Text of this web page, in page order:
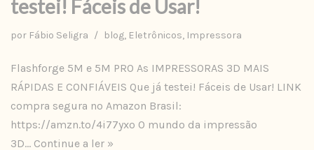
testei! Fáceis de Usar!
por Fábio Seligra blog, Eletrônicos, Impressora
Flashforge 5M e 5M PRO As IMPRESSORAS 3D MAIS
RÁPIDAS E CONFIÁVEIS Que já testei! Fáceis de Usar! LINK
compra segura no Amazon Brasil:
https://amzn.to/4i77yxo O mundo da impressão
3D… Continue a ler »